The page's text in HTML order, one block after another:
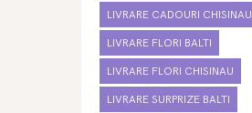
LIVRARE CADOURI CHISINAU
LIVRARE FLORI BALTI
LIVRARE FLORI CHISINAU
LIVRARE SURPRIZE BALTI